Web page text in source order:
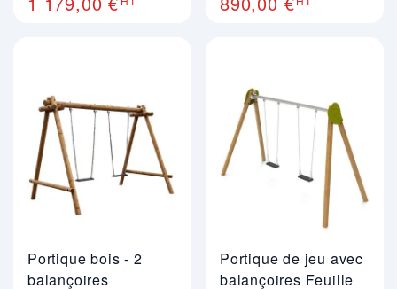
Portique bois - 2
balançoires
Portique de jeu avec
balançoires Feuille